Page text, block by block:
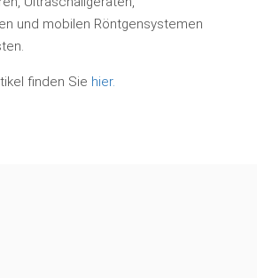
und mobilen Röntgensystemen
finden Sie hier.